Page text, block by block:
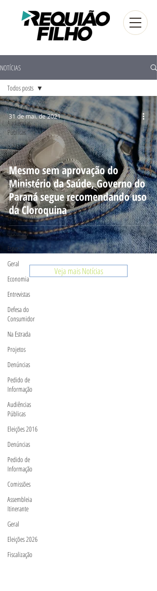
NOTÍCIAS
Todos posts
Audiências
Públicas
Artigos
AO VIVO
Frente
Parlamentar
FUG - PR
Eleições 2016
Discursos
Especial
Geral
Economia
Entrevistas
Defesa do
Consumidor
Na Estrada
Projetos
Denúncias
Pedido de
Informação
Audiências
Públicas
Eleições 2016
Denúncias
Pedido de
Informação
Comissões
Assembleia
Itinerante
Geral
Eleições 2026
Fiscalização
Todos posts
Mesmo sem aprovação do
Ministério da Saúde, Governo do
Paraná segue recomendando uso
da Cloroquina
31 de mai. de 2021
Veja mais Notícias